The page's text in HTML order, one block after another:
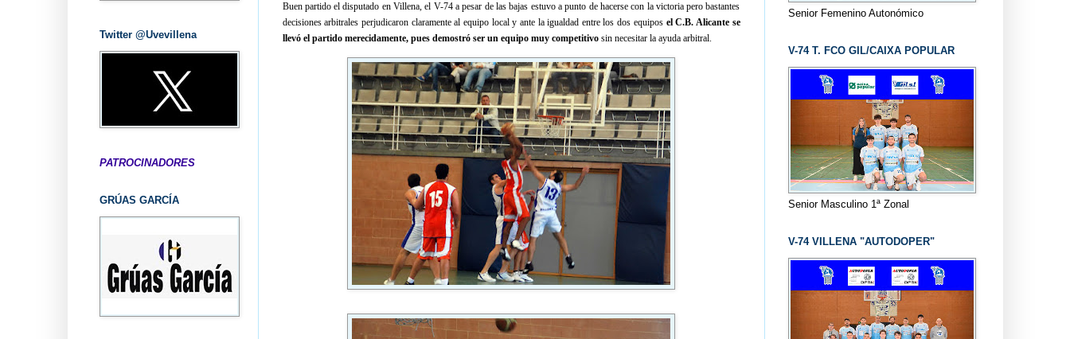
Buen partido el disputado en Villena, el V-74 a pesar de las bajas estuvo a punto de hacerse con la victoria pero bastantes
decisiones arbitrales perjudicaron claramente al equipo local y ante la igualdad entre los dos equipos el C.B. Alicante se
llevó el partido merecidamente, pues demostró ser un equipo muy competitivosin necesitar la ayuda arbitral.
Twitter @Uvevillena
PATROCINADORES
GRÚAS GARCÍA
Senior Femenino Autonómico
V-74 T. FCO GIL/CAIXA POPULAR
Senior Masculino 1ª Zonal
V-74 VILLENA "AUTODOPER"